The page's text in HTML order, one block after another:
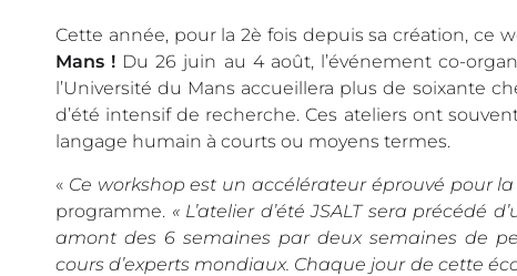
Cette année, pour la 2è fois depuis sa création, ce
Mans ! Du 26 juin au 4 août, l’événement co-
l’Université du Mans accueillera plus de soixante
d’été intensif de recherche. Ces ateliers ont
langage humain à courts ou moyens termes.
« Ce workshop est un accélérateur éprouvé pour la
programme. « L’atelier d’été JSALT sera précédé
amont des 6 semaines par deux semaines de
cours d’experts mondiaux. Chaque jour de cette